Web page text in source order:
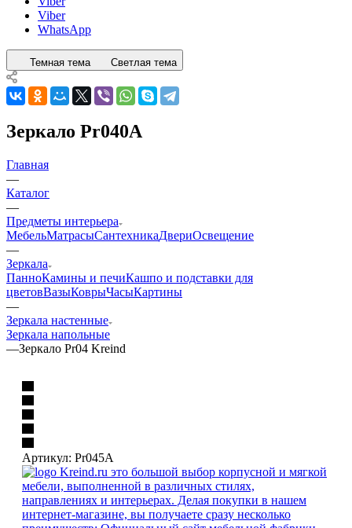
Viber
WhatsApp
Темная тема Светлая тема
Зеркало Pr040A
Главная
—
Каталог
—
Предметы интерьера
МебельМатрасыСантехникаДвериОсвещение
—
Зеркала
ПанноКамины и печиКашпо и подставки для
цветовВазыКоврыЧасыКартины
—
Зеркала настенные
Зеркала напольные
—Зеркало Pr04 Kreind
Артикул: Pr045A